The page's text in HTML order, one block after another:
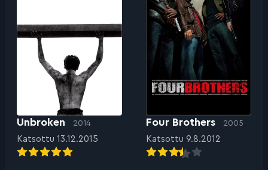
Unbroken 2014
Katsottu 13.12.2015
Four Brothers 2005
Katsottu 9.8.2012